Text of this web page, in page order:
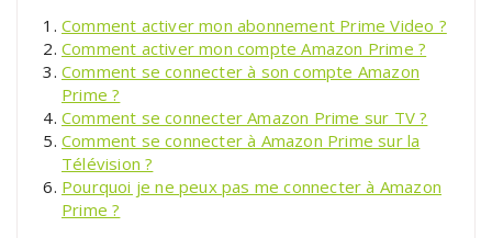
Comment activer mon abonnement Prime Video ?
Comment activer mon compte Amazon Prime ?
Comment se connecter à son compte Amazon
Prime ?
Comment se connecter Amazon Prime sur TV ?
Comment se connecter à Amazon Prime sur la
Télévision ?
Pourquoi je ne peux pas me connecter à Amazon
Prime ?